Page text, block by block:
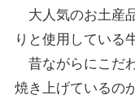
大人気のお土産
りと使用している
昔ながらにこだ
焼き上げているの